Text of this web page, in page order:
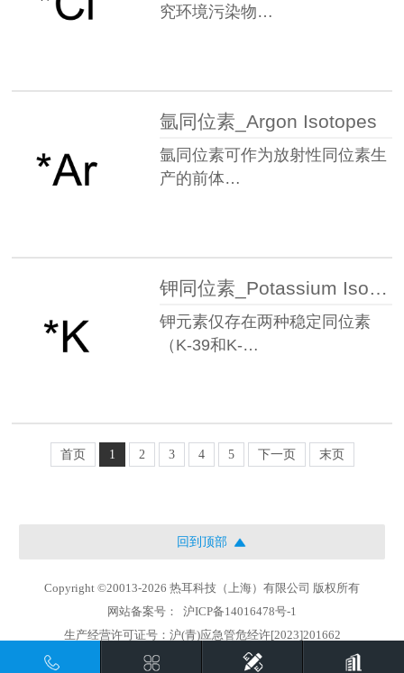
究环境污染物…
氩同位素_Argon Isotopes
氩同位素可作为放射性同位素生
产的前体…
钾同位素_Potassium Isotopes
钾元素仅存在两种稳定同位素
（K-39和K-…
首页 1 2 3 4 5 下一页 末页
回到顶部
Copyright ©20013-2026 热耳科技（上海）有限公司 版权所有
网站备案号：
沪ICP备14016478号-1
生产经营许可证号：沪(青)应急管危经许[2023]201662
地址：上海市徐汇区中山西路1800号兆丰环球大厦21楼i座